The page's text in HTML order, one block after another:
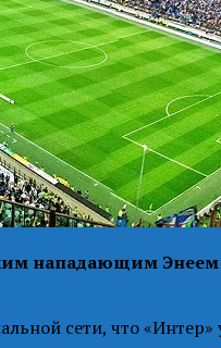
нападающим
сети, что